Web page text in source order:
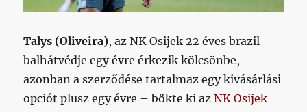
Talys (Oliveira), az NK Osijek 22 éves brazil
balhátvédje egy évre érkezik kölcsönbe,
azonban a szerződése tartalmaz egy kivásárlási
opciót plusz egy évre – bökte ki azNK Osijek